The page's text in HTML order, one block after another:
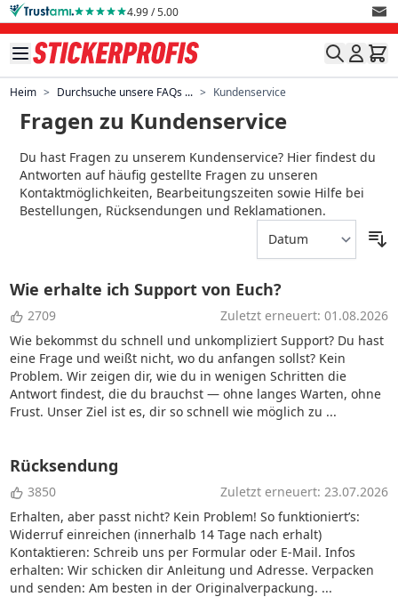
Direkt zum Inhalt 4.99 / 5.00
Heim > Durchsuche unsere FAQs ... > Kundenservice
Fragen zu Kundenservice
Du hast Fragen zu unserem Kundenservice? Hier findest du
Antworten auf häufig gestellte Fragen zu unseren
Kontaktmöglichkeiten, Bearbeitungszeiten sowie Hilfe bei
Bestellungen, Rücksendungen und Reklamationen.
Wie erhalte ich Support von Euch?
2709
Zuletzt erneuert: 01.08.2026
Wie bekommst du schnell und unkompliziert Support? Du hast
eine Frage und weißt nicht, wo du anfangen sollst? Kein
Problem. Wir zeigen dir, wie du in wenigen Schritten die
Antwort findest, die du brauchst — ohne langes Warten, ohne
Frust. Unser Ziel ist es, dir so schnell wie möglich zu ...
Rücksendung
3850
Zuletzt erneuert: 23.07.2026
Erhalten, aber passt nicht? Kein Problem! So funktioniert’s:
Widerruf einreichen (innerhalb 14 Tage nach erhalt)
Kontaktieren: Schreib uns per Formular oder E-Mail. Infos
erhalten: Wir schicken dir Anleitung und Adresse. Verpacken
und senden: Am besten in der Originalverpackung. ...